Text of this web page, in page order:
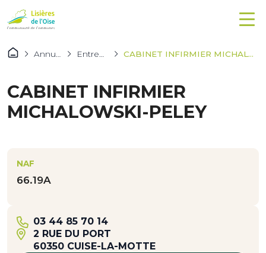
Annuaires Entreprises CABINET INFIRMIER MICHALOWSKI-PELEY
CABINET INFIRMIER
MICHALOWSKI-PELEY
NAF
66.19A
03 44 85 70 14
2 RUE DU PORT
60350 CUISE-LA-MOTTE